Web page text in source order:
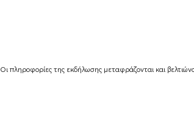
Οι πληροφορίες της εκδήλωσης μεταφράζονται και